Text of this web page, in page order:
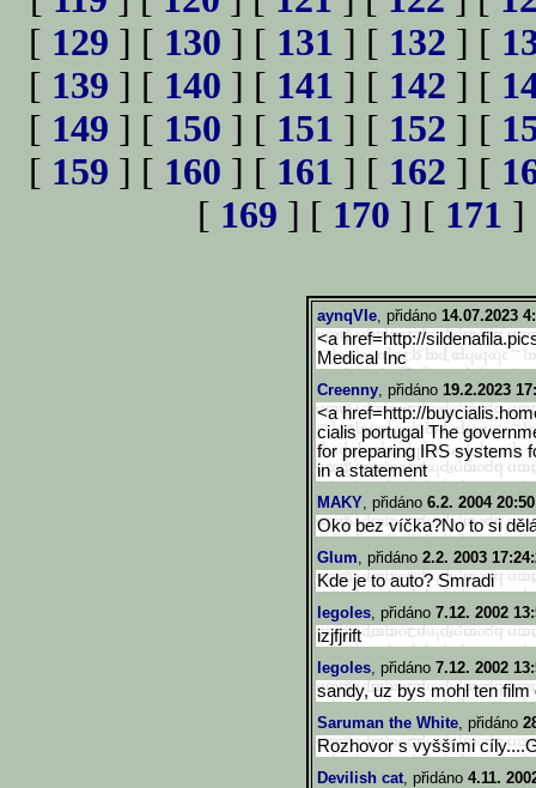
[ 129 ] [ 130 ] [ 131 ] [ 132 ] [
[ 139 ] [ 140 ] [ 141 ] [ 142 ] [
[ 149 ] [ 150 ] [ 151 ] [ 152 ] [
[ 159 ] [ 160 ] [ 161 ] [ 162 ] [
[ 169 ] [ 170 ] [ 171 ]
aynqVIe, přidáno 14.07.2023
<a href=http://
Medical Inc
Creenny, přidáno 19.2.2023
<a href=http://
cialis portugal The
for preparing IRS systems
in a statement
MAKY, přidáno 6.2. 2004
Oko bez víčka?No to si
Glum, přidáno 2.2. 2003
Kde je to auto? Smradi
legoles, přidáno 7.12. 2002
izjfjrift
legoles, přidáno 7.12. 2002
sandy, uz bys mohl ten film
Saruman the White, přidáno
Rozhovor s vyššími
Devilish cat, přidáno 4.11.